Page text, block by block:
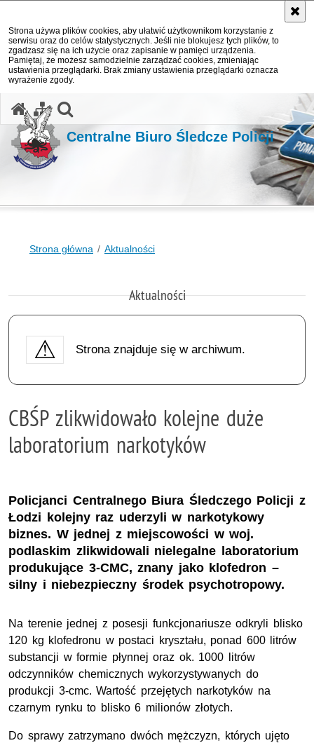
Strona używa plików cookies, aby ułatwić użytkownikom korzystanie z
serwisu oraz do celów statystycznych. Jeśli nie blokujesz tych plików, to
zgadzasz się na ich użycie oraz zapisanie w pamięci urządzenia.
Pamiętaj, że możesz samodzielnie zarządzać cookies, zmieniając
ustawienia przeglądarki. Brak zmiany ustawienia przeglądarki oznacza
wyrażenie zgody.
Centralne Biuro Śledcze Policji
Strona główna Aktualności
Aktualności
Strona znajduje się w archiwum.
CBŚP zlikwidowało kolejne duże
laboratorium narkotyków
Policjanci Centralnego Biura Śledczego Policji z
Łodzi kolejny raz uderzyli w narkotykowy
biznes. W jednej z miejscowości w woj.
podlaskim zlikwidowali nielegalne laboratorium
produkujące 3-CMC, znany jako klofedron –
silny i niebezpieczny środek psychotropowy.
Na terenie jednej z posesji funkcjonariusze odkryli blisko
120 kg klofedronu w postaci kryształu, ponad 600 litrów
substancji w formie płynnej oraz ok. 1000 litrów
odczynników chemicznych wykorzystywanych do
produkcji 3-cmc. Wartość przejętych narkotyków na
czarnym rynku to blisko 6 milionów złotych.
Do sprawy zatrzymano dwóch mężczyzn, których ujęto